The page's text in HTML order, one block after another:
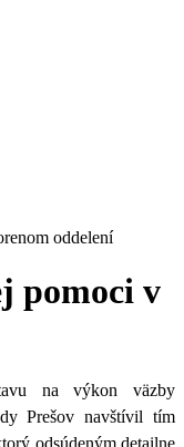
oddelení
pomoci v
na výkon väzby
Prešov navštívil tím
odsúdeným detailne